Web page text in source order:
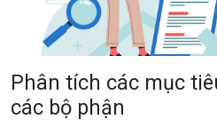
Phân tích các mục
các bộ phận